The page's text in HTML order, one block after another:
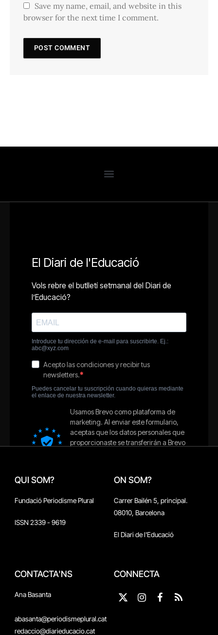
Save my name, email, and website in this
browser for the next time I comment.
QUI SOM?
Fundació Periodisme Plural
ISSN 2339 - 9619
ON SOM?
Carrer Bailén 5, principal.
08010, Barcelona
El Diari de l'Educació
CONTACTA'NS
Ana Basanta
abasanta@periodismeplural.cat
redaccio@diarieducacio.cat
CONNECTA
X
Instagram
Facebook
RSS